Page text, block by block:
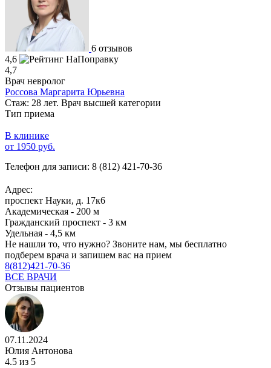
6 отзывов
4,6
4,7
Врач невролог
Россова Маргарита Юрьевна
Стаж: 28 лет. Врач высшей категории
Тип приема
В клинике
от 1950 руб.
Телефон для записи: 8 (812) 421-70-36
Адрес:
проспект Науки, д. 17к6
Академическая - 200 м
Гражданский проспект - 3 км
Удельная - 4,5 км
Не нашли то, что нужно? Звоните нам, мы бесплатно
подберем врача и запишем вас на прием
8(812)421-70-36
ВСЕ ВРАЧИ
Отзывы пациентов
07.11.2024
Юлия Антонова
4.5 из 5